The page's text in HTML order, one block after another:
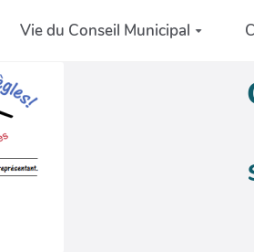
Vie du Conseil Municipal